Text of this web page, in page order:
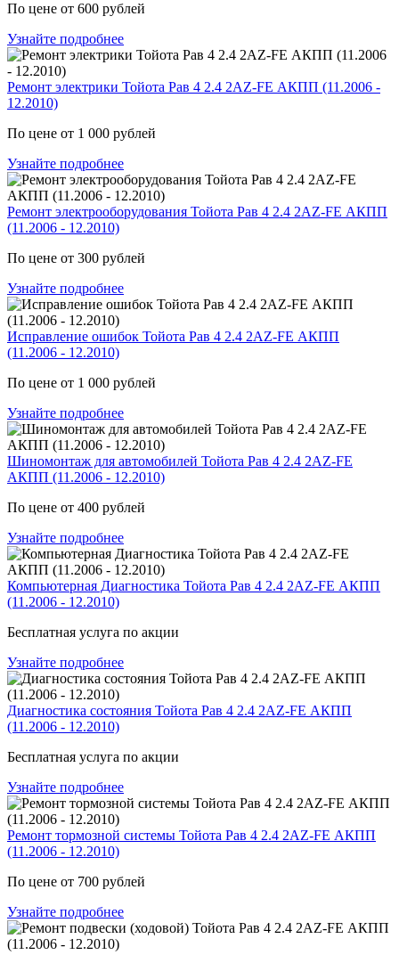
По цене от 600 рублей
Узнайте подробнее
Ремонт электрики Тойота Рав 4 2.4 2AZ-FE АКПП (11.2006 -
12.2010)
По цене от 1 000 рублей
Узнайте подробнее
Ремонт электрооборудования Тойота Рав 4 2.4 2AZ-FE АКПП
(11.2006 - 12.2010)
По цене от 300 рублей
Узнайте подробнее
Исправление ошибок Тойота Рав 4 2.4 2AZ-FE АКПП
(11.2006 - 12.2010)
По цене от 1 000 рублей
Узнайте подробнее
Шиномонтаж для автомобилей Тойота Рав 4 2.4 2AZ-FE
АКПП (11.2006 - 12.2010)
По цене от 400 рублей
Узнайте подробнее
Компьютерная Диагностика Тойота Рав 4 2.4 2AZ-FE АКПП
(11.2006 - 12.2010)
Бесплатная услуга по акции
Узнайте подробнее
Диагностика состояния Тойота Рав 4 2.4 2AZ-FE АКПП
(11.2006 - 12.2010)
Бесплатная услуга по акции
Узнайте подробнее
Ремонт тормозной системы Тойота Рав 4 2.4 2AZ-FE АКПП
(11.2006 - 12.2010)
По цене от 700 рублей
Узнайте подробнее